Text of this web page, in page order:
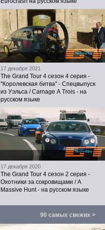
17 декабря 2021
The Grand Tour 4 сезон 4 серия -
"Королевская битва" - Спецвыпуск
из Уэльса / Carnage A Trois - на
русском языке
17 декабря 2020
The Grand Tour 4 сезон 2 серия -
Охотники за сокровищами / A
Massive Hunt - на русском языке
90 самых свежих >